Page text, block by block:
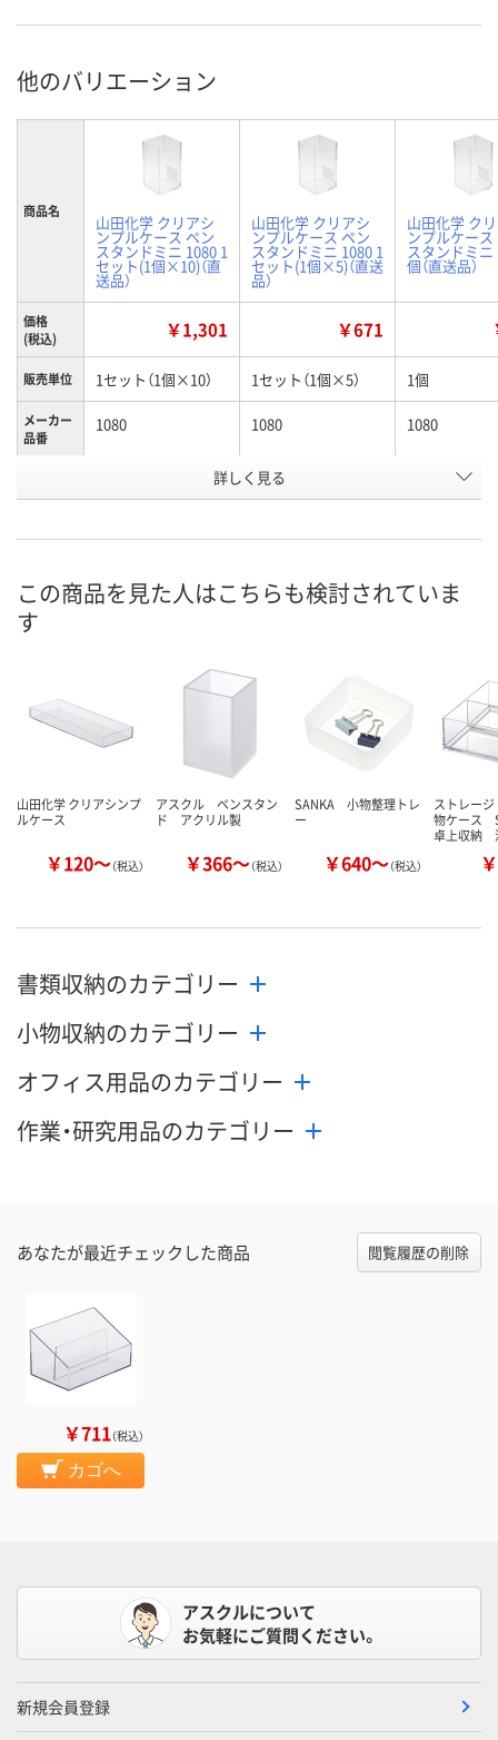
他のバリエーション
商品名
山田化学 クリアシ
ンプルケース ペン
スタンドミニ 1080 1
セット(1個×10)（直
送品）
山田化学 クリアシ
ンプルケース ペン
スタンドミニ 1080 1
セット(1個×5)（直送
品）
山田化学 ク
ンプルケース
スタンドミニ
個（直送品）
価格
(税込)
￥1,301 ￥671
販売単位 1セット（1個×10） 1セット（1個×5） 1個
メーカー
品番
1080 1080 1080
AHR4019 AHR3281
カゴへ カ
詳しく見る
この商品を見た人はこちらも検討されていま
す
山田化学 クリアシンプ
ルケース
￥120～（税込）
アスクル ペンスタン
ド アクリル製
￥366～（税込）
SANKA 小物整理トレ
ー
￥640～（税込）
ストレー
物ケー
卓上収納
書類収納のカテゴリー
小物収納のカテゴリー
オフィス用品のカテゴリー
作業・研究用品のカテゴリー
あなたが最近チェックした商品 閲覧履歴の削除
￥711（税込）
カゴへ
アスクルについて
お気軽にご質問ください。
新規会員登録